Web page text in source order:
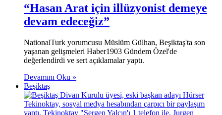
“Hasan Arat için illüzyonist demeye
devam edeceğiz”
NationalTurk yorumcusu Müslüm Gülhan, Beşiktaş'ta son
yaşanan gelişmeleri Haber1903 Gündem Özel'de
değerlendirdi ve sert açıklamalar yaptı.
Devamını Oku »
Beşiktaş